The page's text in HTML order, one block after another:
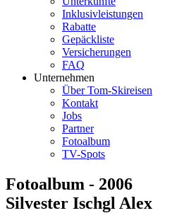
Inklusivleistungen
Rabatte
Gepäckliste
Versicherungen
FAQ
Unternehmen
Über Tom-Skireisen
Kontakt
Jobs
Partner
Fotoalbum
TV-Spots
Fotoalbum - 2006
Silvester Ischgl Alex